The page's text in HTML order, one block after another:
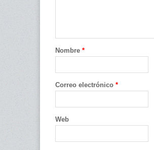
Nombre *
Correo electrónico *
Web